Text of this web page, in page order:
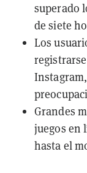
superado
de siete
Los
Grandes
juegos en
hasta el